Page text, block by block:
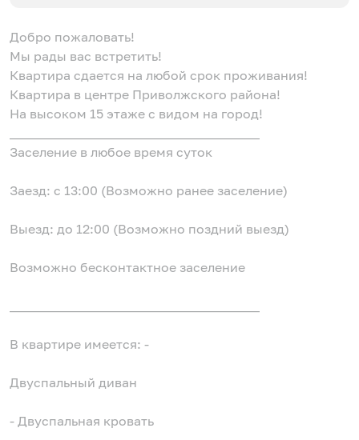
Добро пожаловать!
Мы рады вас встретить!
Квартира сдается на любой срок проживания!
Квартира в центре Приволжского района!
На высоком 15 этаже с видом на город!
Заселение в любое время суток
Заезд: с 13:00 (Возможно ранее заселение)
Выезд: до 12:00 (Возможно поздний выезд)
Возможно бесконтактное заселение
В квартире имеется: -
Двуспальный диван
- Двуспальная кровать